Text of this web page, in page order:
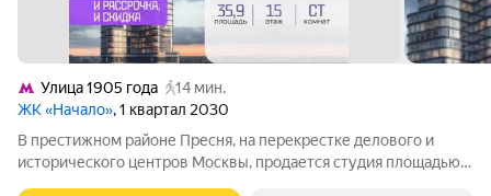
Улица 1905 года
14 мин.
ЖК «Начало», 1 квартал 2030
В престижном районе Пресня, на перекрестке делового и
исторического центров Москвы, продается студия площадью